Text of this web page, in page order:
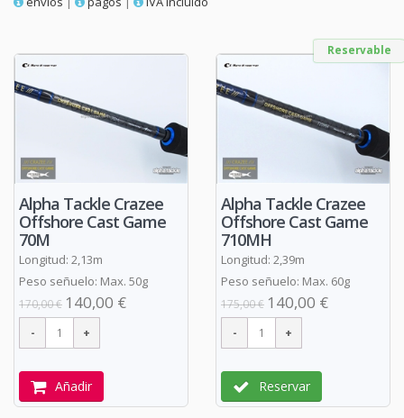
Alpha Tackle Crazee
Offshore Cast Game
70M
Longitud: 2,13m
Peso señuelo: Max. 50g
170,00 € 140,00 €
Añadir
Reservable
Alpha Tackle Crazee
Offshore Cast Game
710MH
Longitud: 2,39m
Peso señuelo: Max. 60g
175,00 € 140,00 €
Reservar